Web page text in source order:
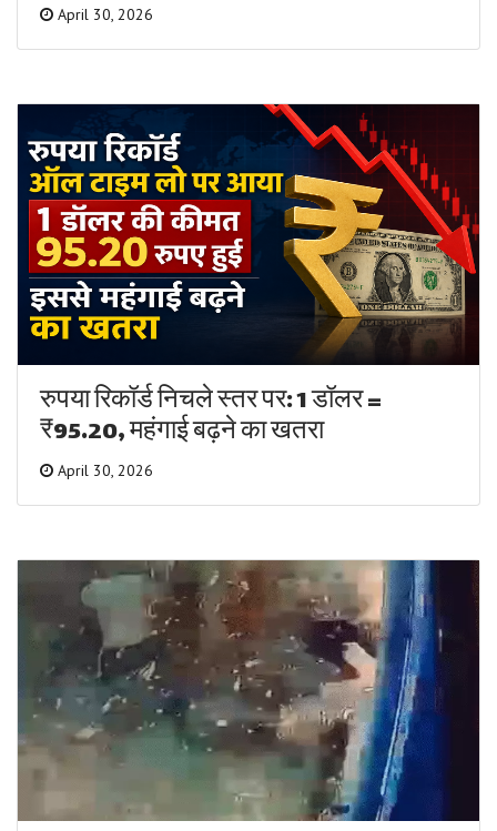
April 30, 2026
रुपया रिकॉर्ड निचले स्तर पर: 1 डॉलर =
₹95.20, महंगाई बढ़ने का खतरा
April 30, 2026